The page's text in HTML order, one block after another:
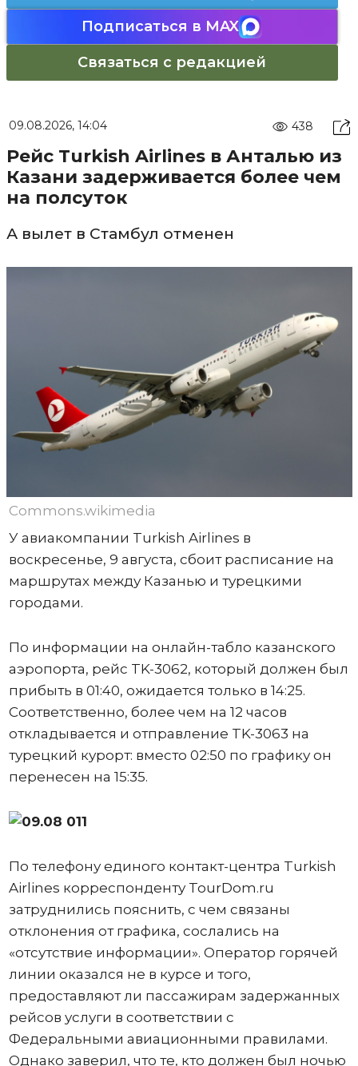
Подписаться в MAX
Связаться с редакцией
09.08.2026, 14:04 438
Рейс Turkish Airlines в Анталью из
Казани задерживается более чем
на полсуток
А вылет в Стамбул отменен
Commons.wikimedia
У авиакомпании Turkish Airlines в
воскресенье, 9 августа, сбоит расписание на
маршрутах между Казанью и турецкими
городами.
По информации на онлайн-табло казанского
аэропорта, рейс TK-3062, который должен был
прибыть в 01:40, ожидается только в 14:25.
Соответственно, более чем на 12 часов
откладывается и отправление TK-3063 на
турецкий курорт: вместо 02:50 по графику он
перенесен на 15:35.
По телефону единого контакт-центра Turkish
Airlines корреспонденту TourDom.ru
затруднились пояснить, с чем связаны
отклонения от графика, сослались на
«отсутствие информации». Оператор горячей
линии оказался не в курсе и того,
предоставляют ли пассажирам задержанных
рейсов услуги в соответствии с
Федеральными авиационными правилами.
Однако заверил, что те, кто должен был ночью